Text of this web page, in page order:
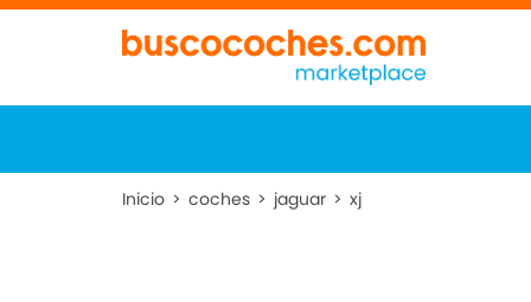
Inicio > coches > jaguar > xj